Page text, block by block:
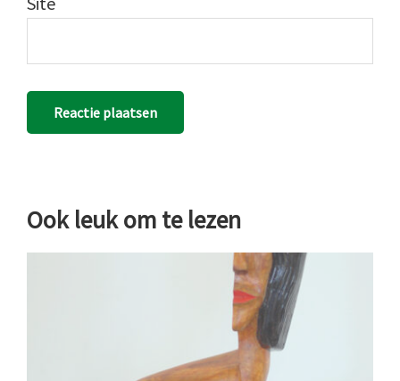
Ook leuk om te lezen